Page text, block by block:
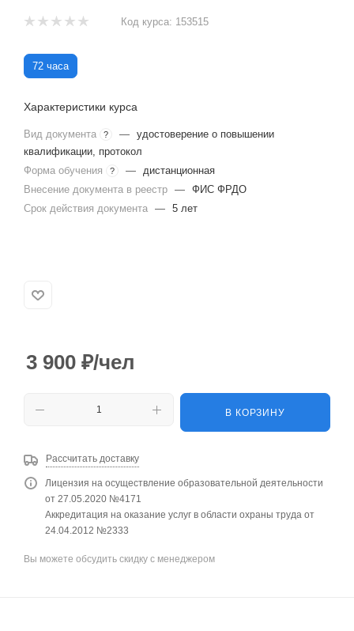
Код курса: 153515
72 часа
Характеристики курса
Вид документа ? — удостоверение о повышении
квалификации, протокол
Форма обучения
? —
дистанционная
Внесение документа в реестр — ФИС ФРДО
Срок действия документа — 5 лет
3 900 ₽/чел
В КОРЗИНУ
Рассчитать доставку
Лицензия на осуществление образовательной деятельности
от 27.05.2020 №4171
Аккредитация на оказание услуг в области охраны труда от
24.04.2012 №2333
Вы можете обсудить скидку с менеджером